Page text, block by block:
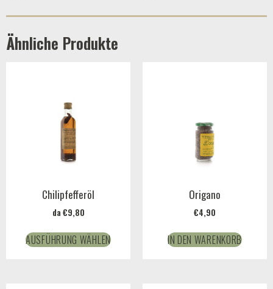
Ähnliche Produkte
Chilipfefferöl
da €9,80
AUSFÜHRUNG WÄHLEN
Origano
€4,90
IN DEN WARENKORB